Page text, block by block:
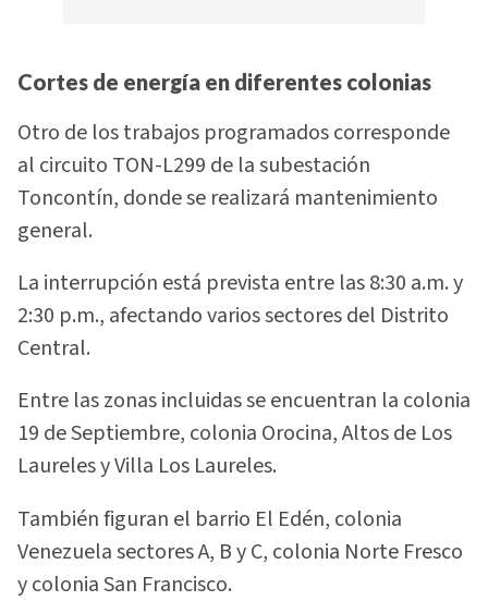
Cortes de energía en diferentes colonias
Otro de los trabajos programados corresponde
al circuito TON-L299 de la subestación
Toncontín, donde se realizará mantenimiento
general.
La interrupción está prevista entre las 8:30 a.m. y
2:30 p.m., afectando varios sectores del Distrito
Central.
Entre las zonas incluidas se encuentran la colonia
19 de Septiembre, colonia Orocina, Altos de Los
Laureles y Villa Los Laureles.
También figuran el barrio El Edén, colonia
Venezuela sectores A, B y C, colonia Norte Fresco
y colonia San Francisco.